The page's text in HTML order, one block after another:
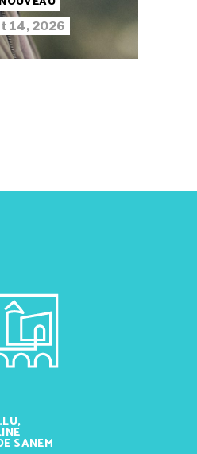
14, 2026
SANEM